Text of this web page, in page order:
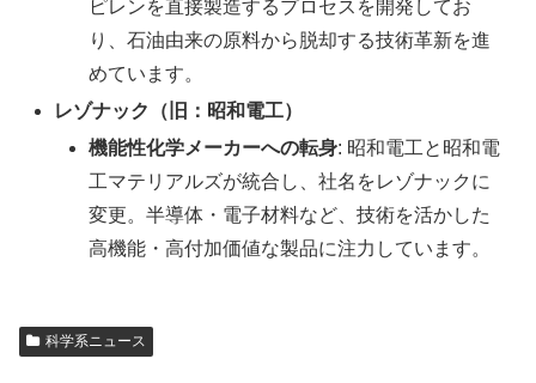
ピレンを直接製造するプロセスを開発してお
り、石油由来の原料から脱却する技術革新を進
めています。
レゾナック（旧：昭和電工）
機能性化学メーカーへの転身: 昭和電工と昭和電
工マテリアルズが統合し、社名をレゾナックに
変更。半導体・電子材料など、技術を活かした
高機能・高付加価値な製品に注力しています。
科学系ニュース